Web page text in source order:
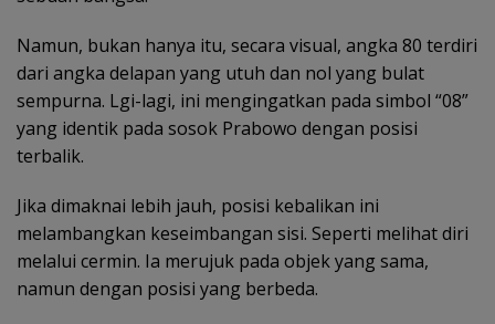
Namun, bukan hanya itu, secara visual, angka 80 terdiri
dari angka delapan yang utuh dan nol yang bulat
sempurna. Lgi-lagi, ini mengingatkan pada simbol “08”
yang identik pada sosok Prabowo dengan posisi
terbalik.
Jika dimaknai lebih jauh, posisi kebalikan ini
melambangkan keseimbangan sisi. Seperti melihat diri
melalui cermin. Ia merujuk pada objek yang sama,
namun dengan posisi yang berbeda.